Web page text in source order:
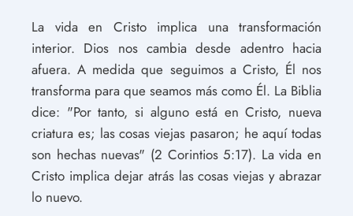
La vida en Cristo implica una transformación
interior. Dios nos cambia desde adentro hacia
afuera. A medida que seguimos a Cristo, Él nos
transforma para que seamos más como Él. La Biblia
dice: "Por tanto, si alguno está en Cristo, nueva
criatura es; las cosas viejas pasaron; he aquí todas
son hechas nuevas" (2 Corintios 5:17). La vida en
Cristo implica dejar atrás las cosas viejas y abrazar
lo nuevo.